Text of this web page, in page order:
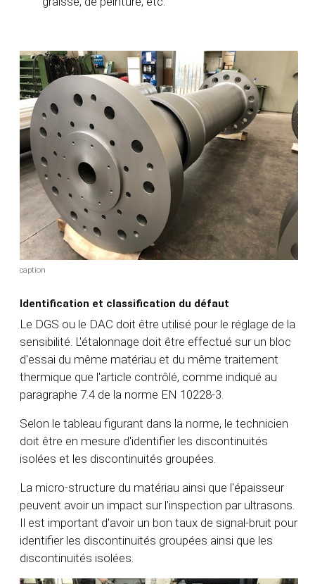
caption
Identification et classification du défaut
Le DGS ou le DAC doit être utilisé pour le réglage de la
sensibilité. L'étalonnage doit être effectué sur un bloc
d'essai du même matériau et du même traitement
thermique que l'article contrôlé, comme indiqué au
paragraphe 7.4 de la norme EN 10228-3.
Selon le tableau figurant dans la norme, le technicien
doit être en mesure d'identifier les discontinuités
isolées et les discontinuités groupées.
La micro-structure du matériau ainsi que l'épaisseur
peuvent avoir un impact sur l'inspection par ultrasons.
Il est important d'avoir un bon taux de signal-bruit pour
identifier les discontinuités groupées ainsi que les
discontinuités isolées.